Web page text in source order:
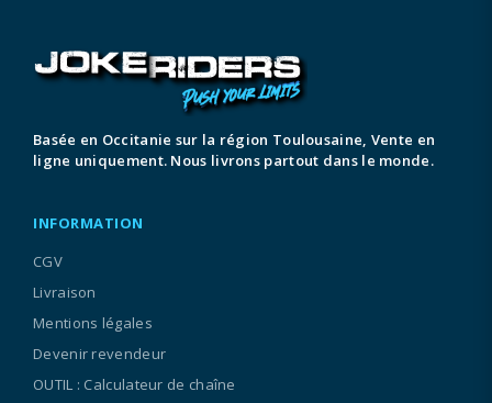
Basée en Occitanie sur la région Toulousaine, Vente en
ligne uniquement. Nous livrons partout dans le monde.
INFORMATION
CGV
Livraison
Mentions légales
Devenir revendeur
OUTIL : Calculateur de chaîne